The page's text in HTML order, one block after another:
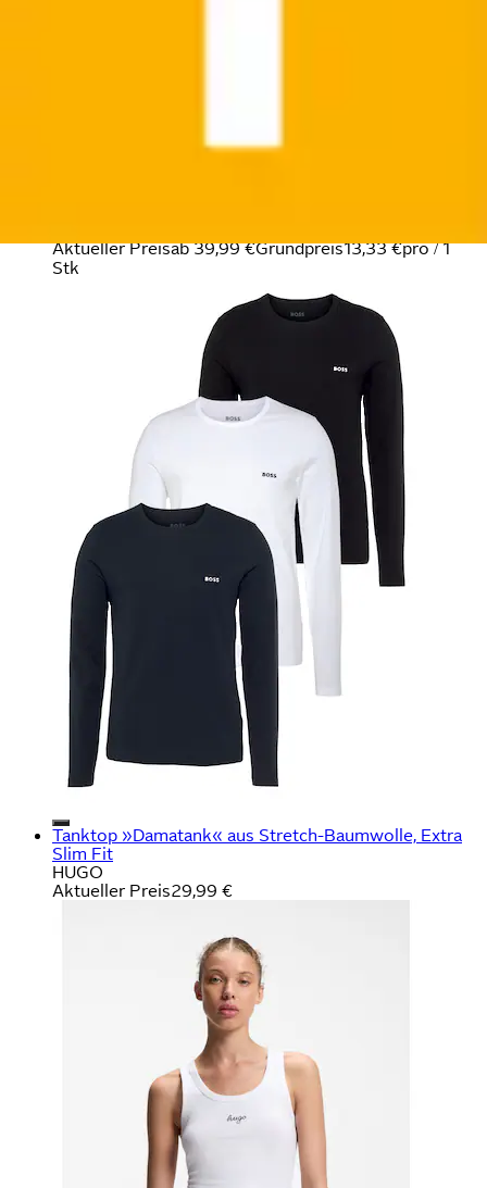
Aktueller Preisab39,99 €Grundpreis13,33 €pro/1
Stk
Tanktop »Damatank« aus Stretch-Baumwolle, Extra
Slim Fit
HUGO
Aktueller Preis29,99 €